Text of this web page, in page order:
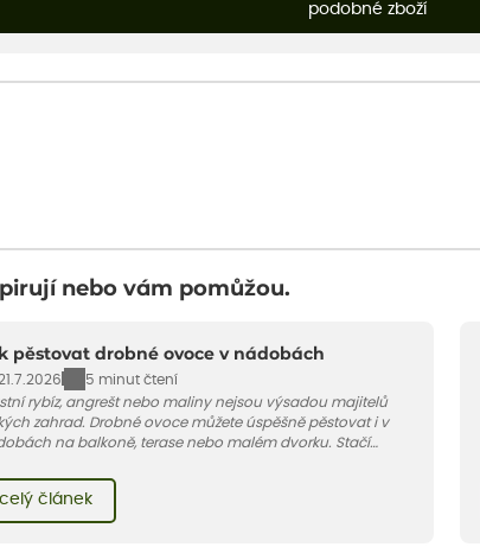
podobné zboží
nebo vám pomůžou.
pěstovat drobné ovoce v nádobách
5 minut čtení
rybíz, angrešt nebo maliny nejsou výsadou majitelů
zahrad. Drobné ovoce můžete úspěšně pěstovat i v
na balkoně, terase nebo malém dvorku. Stačí
základních pravidel. V tomto článku vám poradíme, jak na
celý článek